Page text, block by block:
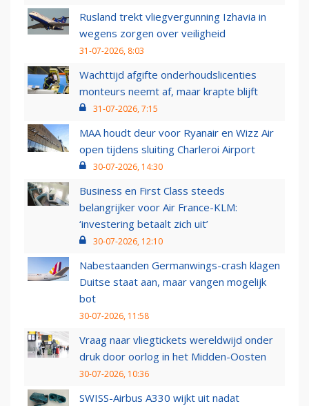
Rusland trekt vliegvergunning Izhavia in
wegens zorgen over veiligheid
31-07-2026, 8:03
Wachttijd afgifte onderhoudslicenties
monteurs neemt af, maar krapte blijft
31-07-2026, 7:15
MAA houdt deur voor Ryanair en Wizz Air
open tijdens sluiting Charleroi Airport
30-07-2026, 14:30
Business en First Class steeds
belangrijker voor Air France-KLM:
‘investering betaalt zich uit’
30-07-2026, 12:10
Nabestaanden Germanwings-crash klagen
Duitse staat aan, maar vangen mogelijk
bot
30-07-2026, 11:58
Vraag naar vliegtickets wereldwijd onder
druk door oorlog in het Midden-Oosten
30-07-2026, 10:36
SWISS-Airbus A330 wijkt uit nadat